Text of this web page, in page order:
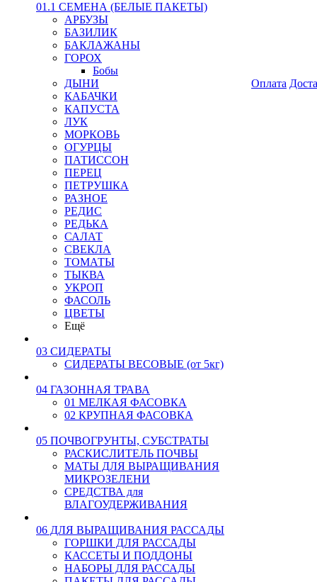
01.1 СЕМЕНА (БЕЛЫЕ ПАКЕТЫ)
АРБУЗЫ
БАЗИЛИК
БАКЛАЖАНЫ
ГОРОХ
Бобы
ДЫНИ
КАБАЧКИ
КАПУСТА
ЛУК
МОРКОВЬ
ОГУРЦЫ
ПАТИССОН
ПЕРЕЦ
ПЕТРУШКА
РАЗНОЕ
РЕДИС
РЕДЬКА
САЛАТ
СВЕКЛА
ТОМАТЫ
ТЫКВА
УКРОП
ФАСОЛЬ
ЦВЕТЫ
Ещё
03 СИДЕРАТЫ
СИДЕРАТЫ ВЕСОВЫЕ (от 5кг)
04 ГАЗОННАЯ ТРАВА
01 МЕЛКАЯ ФАСОВКА
02 КРУПНАЯ ФАСОВКА
05 ПОЧВОГРУНТЫ, СУБСТРАТЫ
РАСКИСЛИТЕЛЬ ПОЧВЫ
МАТЫ ДЛЯ ВЫРАЩИВАНИЯ
МИКРОЗЕЛЕНИ
СРЕДСТВА для
ВЛАГОУДЕРЖИВАНИЯ
06 ДЛЯ ВЫРАЩИВАНИЯ РАССАДЫ
ГОРШКИ ДЛЯ РАССАДЫ
КАССЕТЫ И ПОДДОНЫ
НАБОРЫ ДЛЯ РАССАДЫ
Оплата